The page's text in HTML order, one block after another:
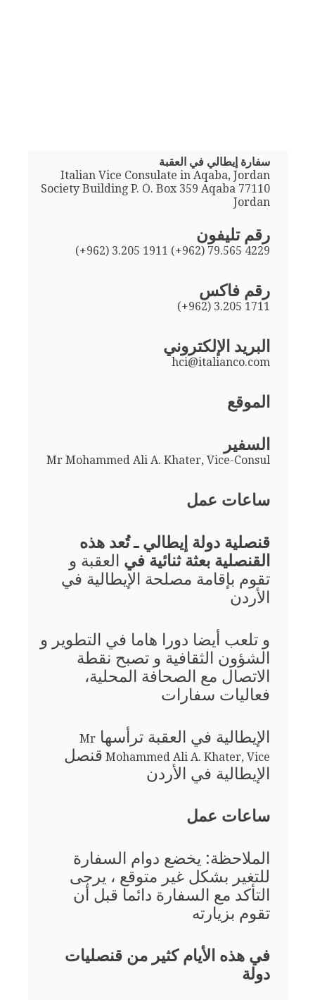
سفارة إيطالي في العقبة
Italian Vice Consulate in Aqaba, Jordan
Society Building P. O. Box 359 Aqaba 77110
Jordan
رقم تليفون
(+962) 3.205 1911 (+962) 79.565 4229
رقم فاكس
(+962) 3.205 1711
البريد الإلكتروني
hci@italianco.com
الموقع
السفير
Mr Mohammed Ali A. Khater, Vice-Consul
ساعات عمل
قنصلية دولة إيطالي ـ تُعد هذه
القنصلية بعثة ثنائية في العقبة و
تقوم بإقامة مصلحة الإيطالية في
الأردن
و تلعب أيضا دورا هاما في التطوير و
الشؤون الثقافية و تصبح نقطة
الاتصال مع الصحافة المحلية،
فعاليات سفارات
الإيطالية في العقبة ترأسها Mr
Mohammed Ali A. Khater, Vice قنصل
الإيطالية في الأردن
ساعات عمل
الملاحظة: يخضع دوام السفارة
للتغير بشكل غير متوقع ، يرجى
التأكد مع السفارة دائما قبل أن
تقوم بزيارته
في هذه الأيام كثير من قنصليات
دولة